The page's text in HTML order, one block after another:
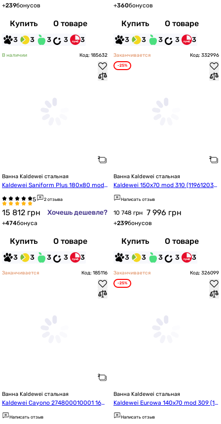
+239бонусов
Купить О товаре
3 3 3 3 3
+360бонусов
Купить О товаре
3 3 3 3 3
В наличии Код: 185632
Ванна Kaldewei стальная
Kaldewei Saniform Plus 180x80 mod.
375-1 (112800010001)
2 отзыва
15 812 грн Хочешь дешевле?
+474бонуса
Купить О товаре
3 3 3 3 3
Заканчивается Код: 332996
-25%
Ванна Kaldewei стальная
Kaldewei 150х70 mod 310 (119612030
001)
Написать отзыв
10 748 грн 7 996 грн
+239бонусов
Купить О товаре
3 3 3 3 3
Заканчивается Код: 185116
Ванна Kaldewei стальная
Kaldewei Cayono 274800010001 160*
70
Написать отзыв
Заканчивается Код: 326099
-25%
Ванна Kaldewei стальная
Kaldewei Eurowa 140x70 mod 309 (11
9512030001)
Написать отзыв